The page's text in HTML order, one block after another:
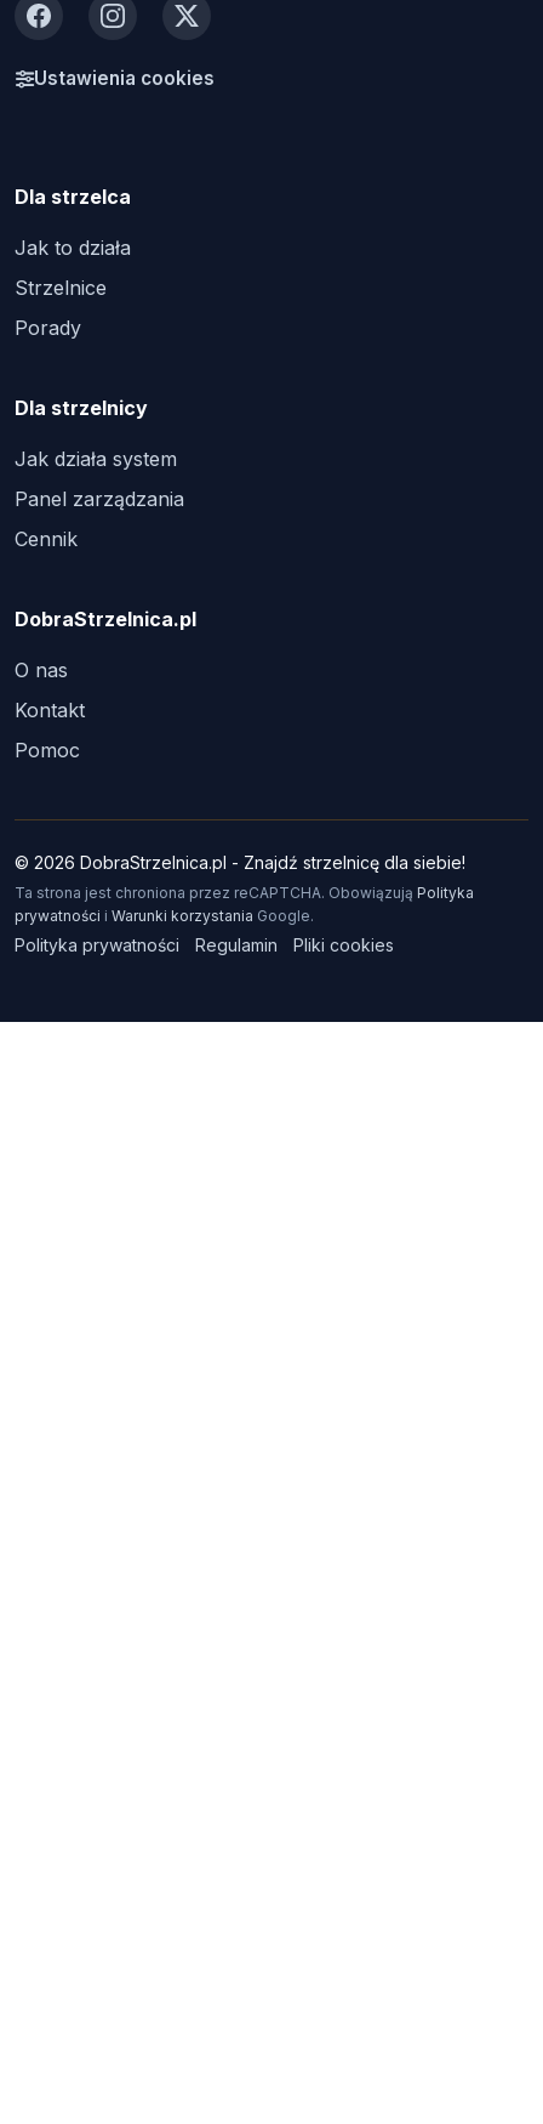
FacebookInstagram
X
Ustawienia cookies
Dla strzelca
Jak to działa
Strzelnice
Porady
Dla strzelnicy
Jak działa system
Panel zarządzania
Cennik
DobraStrzelnica.pl
O nas
Kontakt
Pomoc
© 2026 DobraStrzelnica.pl - Znajdź strzelnicę dla siebie!
Ta strona jest chroniona przez reCAPTCHA. Obowiązują Polityka
prywatności i Warunki korzystania Google.
Polityka prywatności Regulamin Pliki cookies